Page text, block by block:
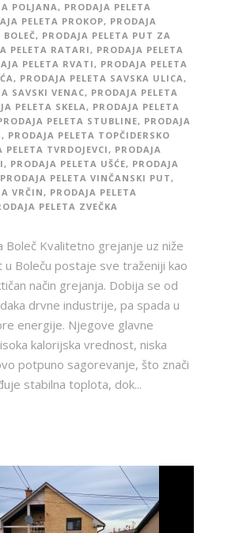
POLJANA, PRODAJA PELETA
PELETA PROKOP, PRODAJA
, PRODAJA PELETA PUT ZA
PELETA RATARI, PRODAJA PELETA
PELETA RVATI, PRODAJA PELETA
, PRODAJA PELETA SAVSKA ULICA,
SAVSKI VENAC, PRODAJA PELETA
PELETA SKELA, PRODAJA PELETA
PELETA STUBLINE, PRODAJA
, PRODAJA PELETA TOPČIDERSKO
PELETA TVRDOJEVCI, PRODAJA
, PRODAJA PELETA UŠĆE, PRODAJA
PRODAJA PELETA VINČANSKI PUT,
VRČIN, PRODAJA PELETA
PELETA ZVEČKA
Boleč Kvalitetno grejanje uz niže
Boleču postaje sve traženiji kao
način grejanja. Dobija se od
drvne industrije, pa spada u
energije. Njegove glavne
kalorijska vrednost, niska
potpuno sagorevanje, što znači
stabilna toplota, dok...